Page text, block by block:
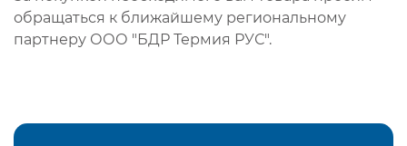
обращаться к ближайшему региональному
партнеру ООО "БДР Термия РУС".